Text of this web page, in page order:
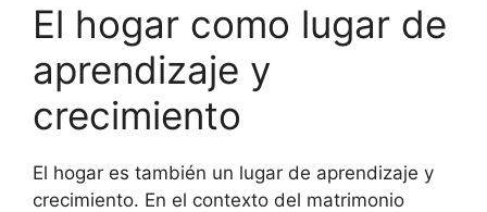
El hogar como lugar de
aprendizaje y
crecimiento
El hogar es también un lugar de aprendizaje y
crecimiento. En el contexto del matrimonio